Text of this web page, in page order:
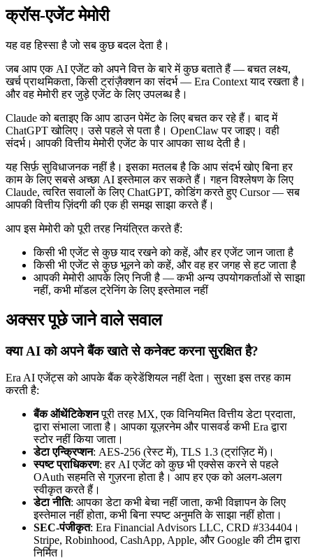
क्रॉस-एजेंट मेमोरी
यह वह हिस्सा है जो सब कुछ बदल देता है।
जब आप एक AI एजेंट को अपने वित्त के बारे में कुछ बताते हैं — बचत लक्ष्य,
खर्च प्राथमिकता, किसी ट्रांज़ैक्शन का संदर्भ — Era Context याद रखता है।
और वह मेमोरी हर जुड़े एजेंट के लिए उपलब्ध है।
Claude को बताइए कि आप डाउन पेमेंट के लिए बचत कर रहे हैं। बाद में
ChatGPT खोलिए। उसे पहले से पता है। OpenClaw पर जाइए। वही
संदर्भ। आपकी वित्तीय मेमोरी एजेंट के पार आपका साथ देती है।
यह सिर्फ़ सुविधाजनक नहीं है। इसका मतलब है कि आप संदर्भ खोए बिना हर
काम के लिए सबसे अच्छा AI इस्तेमाल कर सकते हैं। गहन विश्लेषण के लिए
Claude, त्वरित सवालों के लिए ChatGPT, कोडिंग करते हुए Cursor — सब
आपकी वित्तीय ज़िंदगी की एक ही समझ साझा करते हैं।
आप इस मेमोरी को पूरी तरह नियंत्रित करते हैं:
किसी भी एजेंट से कुछ याद रखने को कहें, और हर एजेंट जान जाता है
किसी भी एजेंट से कुछ भूलने को कहें, और वह हर जगह से हट जाता है
आपकी मेमोरी आपके लिए निजी है — कभी अन्य उपयोगकर्ताओं से साझा
नहीं, कभी मॉडल ट्रेनिंग के लिए इस्तेमाल नहीं
अक्सर पूछे जाने वाले सवाल
क्या AI को अपने बैंक खाते से कनेक्ट करना सुरक्षित है?
Era AI एजेंट्स को आपके बैंक क्रेडेंशियल नहीं देता। सुरक्षा इस तरह काम
करती है:
बैंक ऑथेंटिकेशनपूरी तरह MX, एक विनियमित वित्तीय डेटा प्रदाता,
द्वारा संभाला जाता है। आपका यूज़रनेम और पासवर्ड कभी Era द्वारा
स्टोर नहीं किया जाता।
डेटा एन्क्रिप्शन: AES-256 (रेस्ट में), TLS 1.3 (ट्रांज़िट में)।
स्पष्ट प्राधिकरण: हर AI एजेंट को कुछ भी एक्सेस करने से पहले
OAuth सहमति से गुज़रना होता है। आप हर एक को अलग-अलग
स्वीकृत करते हैं।
डेटा नीति: आपका डेटा कभी बेचा नहीं जाता, कभी विज्ञापन के लिए
इस्तेमाल नहीं होता, कभी बिना स्पष्ट अनुमति के साझा नहीं होता।
SEC-पंजीकृत: Era Financial Advisors LLC, CRD #334404।
Stripe, Robinhood, CashApp, Apple, और Google की टीम द्वारा
निर्मित।